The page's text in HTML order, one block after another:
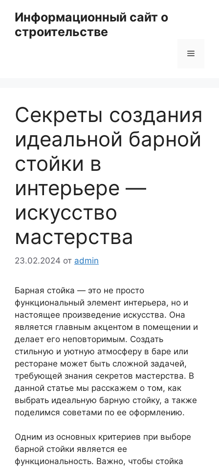
содержимому
Информационный сайт о
строительстве
Меню
Секреты создания
идеальной барной
стойки в
интерьере —
искусство
мастерства
23.02.2024 от admin
Барная стойка — это не просто
функциональный элемент интерьера, но и
настоящее произведение искусства. Она
является главным акцентом в помещении и
делает его неповторимым. Создать
стильную и уютную атмосферу в баре или
ресторане может быть сложной задачей,
требующей знания секретов мастерства. В
данной статье мы расскажем о том, как
выбрать идеальную барную стойку, а также
поделимся советами по ее оформлению.
Одним из основных критериев при выборе
барной стойки является ее
функциональность. Важно, чтобы стойка